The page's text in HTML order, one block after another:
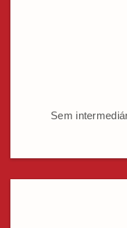
Sem